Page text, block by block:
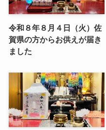
令和８年８月４日（火）佐
賀県の方からお供えが届き
ました